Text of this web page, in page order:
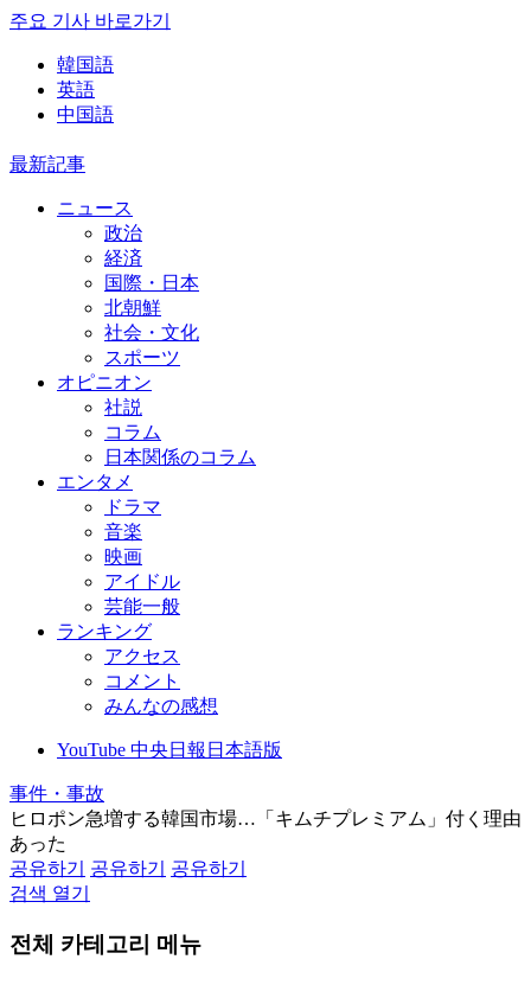
주요 기사 바로가기
韓国語
英語
中国語
最新記事
ニュース
政治
経済
国際・日本
北朝鮮
社会・文化
スポーツ
オピニオン
社説
コラム
日本関係のコラム
エンタメ
ドラマ
音楽
映画
アイドル
芸能一般
ランキング
アクセス
コメント
みんなの感想
YouTube 中央日報日本語版
事件・事故
ヒロポン急増する韓国市場…「キムチプレミアム」付く理由
あった
공유하기
공유하기
공유하기
검색 열기
전체 카테고리 메뉴